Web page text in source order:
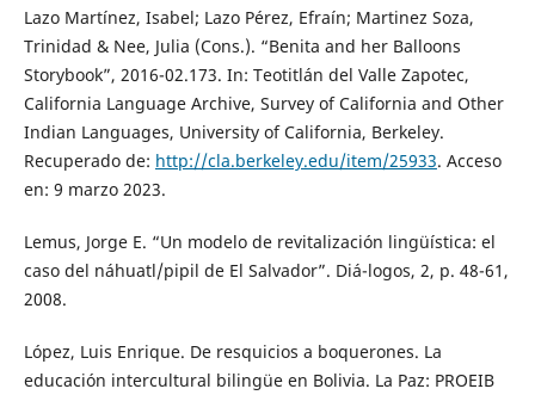
Lazo Martínez, Isabel; Lazo Pérez, Efraín; Martinez Soza,
Trinidad & Nee, Julia (Cons.). “Benita and her Balloons
Storybook”, 2016-02.173. In: Teotitlán del Valle Zapotec,
California Language Archive, Survey of California and Other
Indian Languages, University of California, Berkeley.
Recuperado de: http://cla.berkeley.edu/item/25933. Acceso
en: 9 marzo 2023.
Lemus, Jorge E. “Un modelo de revitalización lingüística: el
caso del náhuatl/pipil de El Salvador”. Diá-logos, 2, p. 48-61,
2008.
López, Luis Enrique. De resquicios a boquerones. La
educación intercultural bilingüe en Bolivia. La Paz: PROEIB